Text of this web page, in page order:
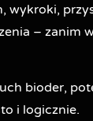
– zanim
bioder,
i logicznie.